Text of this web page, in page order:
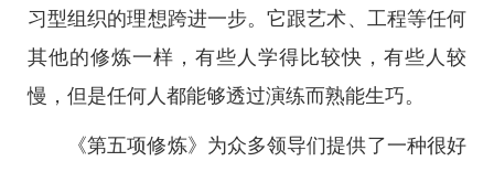
习型组织的理想跨进一步。它跟艺术、工程等任何
其他的修炼一样，有些人学得比较快，有些人较
慢，但是任何人都能够透过演练而熟能生巧。
《第五项修炼》为众多领导们提供了一种很好